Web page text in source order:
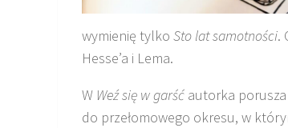
wymienię tylko Sto lat samotności.
Hesse’a i Lema.
W Weź się w garść autorka porusza
do przełomowego okresu, w